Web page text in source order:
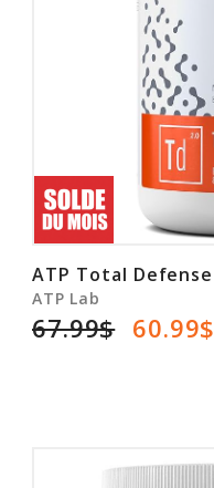
ATP Total Defense
ATP Lab
67.99$ 60.99$